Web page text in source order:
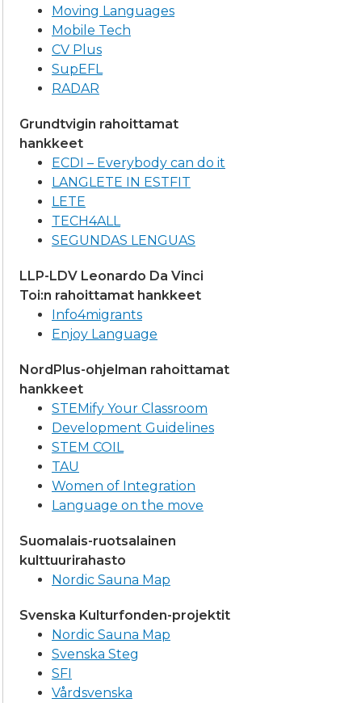
Moving Languages
Mobile Tech
CV Plus
SupEFL
RADAR
Grundtvigin rahoittamat
hankkeet
ECDI – Everybody can do it
LANGLETE IN ESTFIT
LETE
TECH4ALL
SEGUNDAS LENGUAS
LLP-LDV Leonardo Da Vinci
Toi:n rahoittamat hankkeet
Info4migrants
Enjoy Language
NordPlus-ohjelman rahoittamat
hankkeet
STEMify Your Classroom
Development Guidelines
STEM COIL
TAU
Women of Integration
Language on the move
Suomalais-ruotsalainen
kulttuurirahasto
Nordic Sauna Map
Svenska Kulturfonden-projektit
Nordic Sauna Map
Svenska Steg
SFI
Vårdsvenska